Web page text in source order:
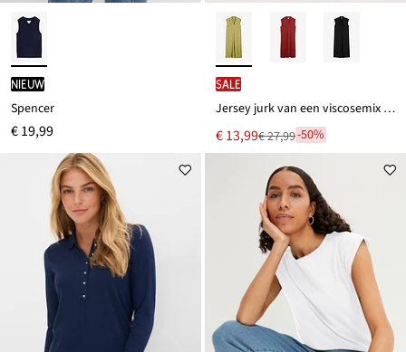
Nieuw
Spencer
€ 19,99
SALE
Jersey jurk van een viscosemix met schoudervullingen
Nu
voor
€ 13,99
Van € 27,99-50%